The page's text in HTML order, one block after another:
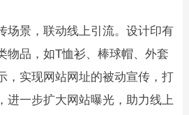
景，联动线上引流。设计印有
物品，如T恤衫、棒球帽、外套
，实现网站网址的被动宣传，打
进一步扩大网站曝光，助力线上